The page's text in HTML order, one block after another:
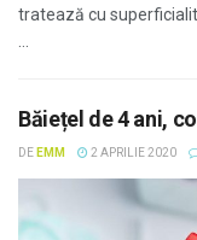
tratează cu
Băiețel de 4 ani,
DE EMM 2 APRILIE 2020